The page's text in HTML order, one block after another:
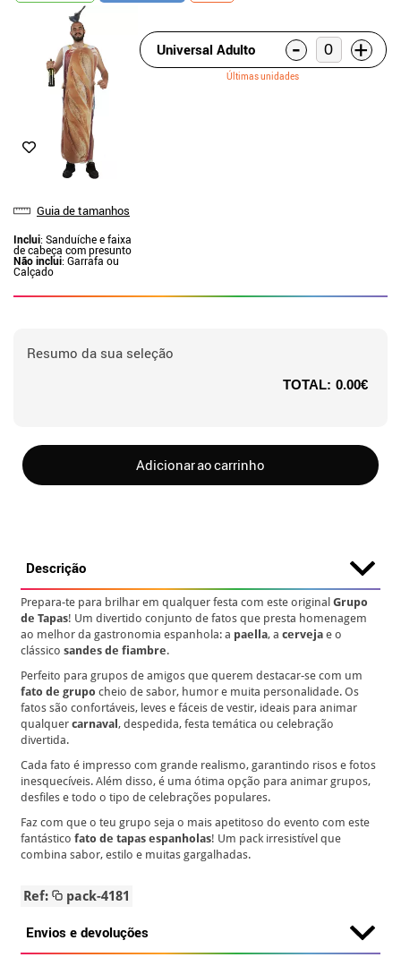
Guia de tamanhos
Inclui: Sanduíche e faixa
de cabeça com presunto
Não inclui: Garrafa ou
Calçado
Universal Adulto - +
Últimas unidades
Resumo da sua seleção
TOTAL: 0.00€
Adicionar ao carrinho
Descrição
Prepara-te para brilhar em qualquer festa com este originalGrupo
de Tapas! Um divertido conjunto de fatos que presta homenagem
ao melhor da gastronomia espanhola: a paella, acerveja e o
clássicosandes de fiambre.
Perfeito para grupos de amigos que querem destacar-se com um
fato de grupo cheio de sabor, humor e muita personalidade. Os
fatos são confortáveis, leves e fáceis de vestir, ideais para animar
qualquercarnaval, despedida, festa temática ou celebração
divertida.
Cada fato é impresso com grande realismo, garantindo risos e fotos
inesquecíveis. Além disso, é uma ótima opção para animar grupos,
desfiles e todo o tipo de celebrações populares.
Faz com que o teu grupo seja o mais apetitoso do evento com este
fantásticofato de tapas espanholas! Um pack irresistível que
combina sabor, estilo e muitas gargalhadas.
Ref: pack-4181
Envios e devoluções